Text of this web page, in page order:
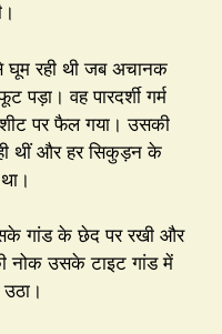
घूम रही थी जब अचानक
वह पारदर्शी गर्म
पर फैल गया। उसकी
थीं और हर सिकुड़न के
गांड के छेद पर रखी और
नोक उसके टाइट गांड में